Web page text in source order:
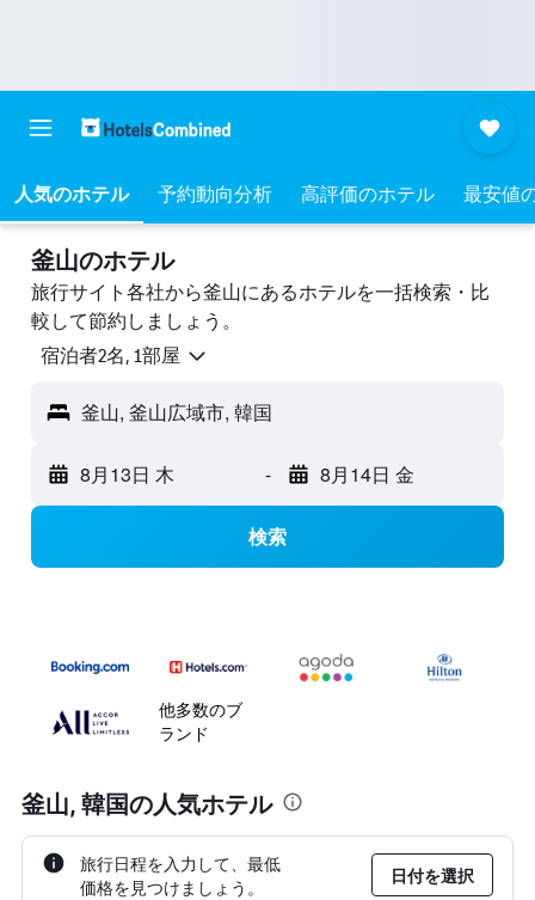
人気のホテル 予約動向分析 高評価のホテル 最安値
釜山のホテル
旅行サイト各社から釜山にあるホテルを一括検索・比
較して節約しましょう。
宿泊者2名, 1​部屋
釜山, 釜山広域市, 韓国
8月13日 木 - 8月14日 金
検索
他多数のブ
ランド
釜山, 韓国の人気ホテル
旅行日程を入力して、最低
価格を見つけましょう。
日付を選択